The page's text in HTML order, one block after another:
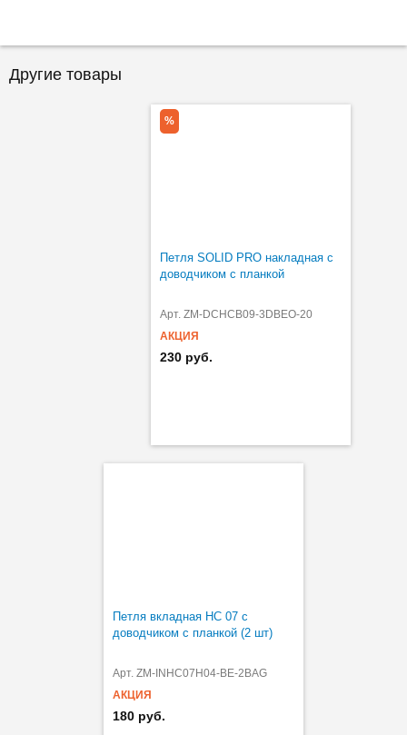
Другие товары
%
Петля SOLID PRO накладная с
доводчиком с планкой
Арт. ZM-DCHCB09-3DBEO-20
АКЦИЯ
230 руб.
Петля вкладная HC 07 с
доводчиком с планкой (2 шт)
Арт. ZM-INHC07H04-BE-2BAG
АКЦИЯ
180 руб.